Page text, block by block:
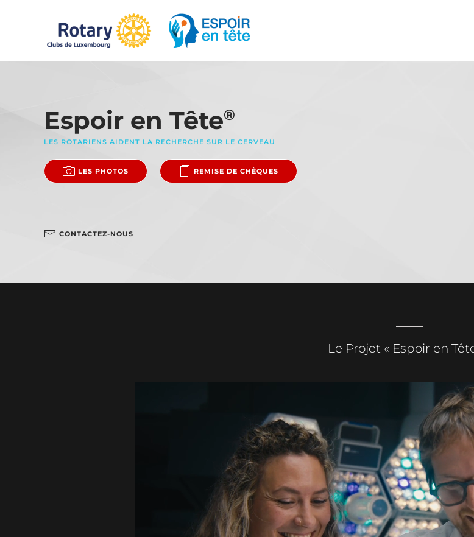
Accéder au contenu principal
Espoir en Tête®
LES ROTARIENS AIDENT LA RECHERCHE SUR LE CERVEAU
LES PHOTOS REMISE DE CHÈQUES
CONTACTEZ-NOUS
Le Projet « Espoir en